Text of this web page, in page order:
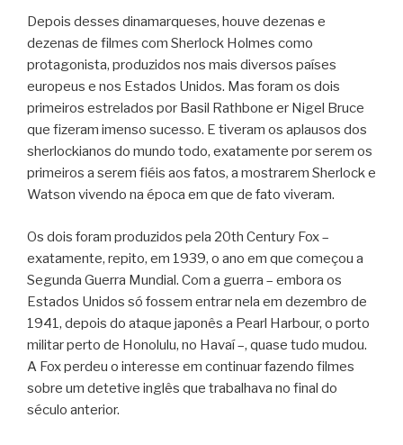
Depois desses dinamarqueses, houve dezenas e
dezenas de filmes com Sherlock Holmes como
protagonista, produzidos nos mais diversos países
europeus e nos Estados Unidos. Mas foram os dois
primeiros estrelados por Basil Rathbone er Nigel Bruce
que fizeram imenso sucesso. E tiveram os aplausos dos
sherlockianos do mundo todo, exatamente por serem os
primeiros a serem fiéis aos fatos, a mostrarem Sherlock e
Watson vivendo na época em que de fato viveram.
Os dois foram produzidos pela 20th Century Fox –
exatamente, repito, em 1939, o ano em que começou a
Segunda Guerra Mundial. Com a guerra – embora os
Estados Unidos só fossem entrar nela em dezembro de
1941, depois do ataque japonês a Pearl Harbour, o porto
militar perto de Honolulu, no Havaí –, quase tudo mudou.
A Fox perdeu o interesse em continuar fazendo filmes
sobre um detetive inglês que trabalhava no final do
século anterior.